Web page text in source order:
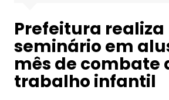
Prefeitura realiza
seminário em
mês de combate
trabalho infantil